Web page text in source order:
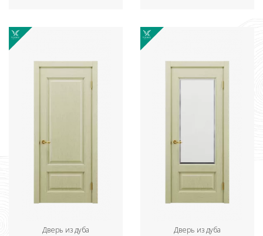
Дверь из дуба Дверь из дуба